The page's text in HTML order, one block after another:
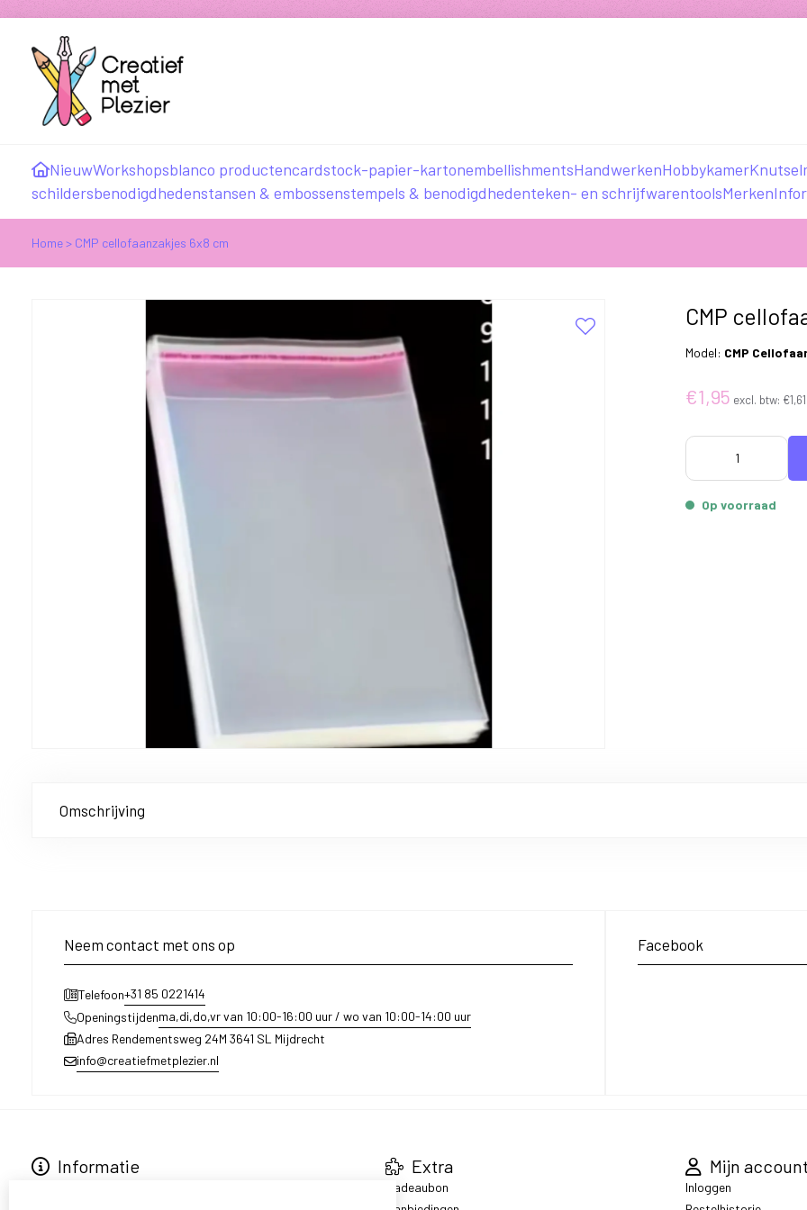
NieuwWorkshopsblanco productencardstock-papier-kartonembellishmentsHandwerkenHobbykamer
schildersbenodigdhedenstansen & embossenstempels & benodigdhedenteken- en schrijfwarentoolsMerken
Home> CMP cellofaanzakjes 6x8 cm
CMP
Model: CMP
€1,95 excl. btw: €1,61
Op voorraad
Omschrijving
Neem contact met ons op
Telefoon+31 85 0221414
Openingstijdenma,di,do,vr van 10:00-16:00 uur / wo van 10:00-14:00 uur
Adres Rendementsweg 24M 3641 SL Mijdrecht
info@creatiefmetplezier.nl
Facebook
Informatie Extra
Cadeaubon
Mijn account
Inloggen